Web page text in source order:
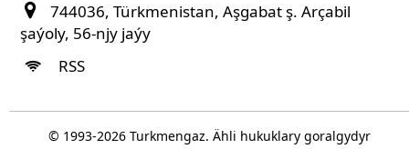
744036, Türkmenistan, Aşgabat ş. Arçabil
şaýoly, 56-njy jaýy
RSS
© 1993-2026Turkmengaz. Ähli hukuklary goralgydyr